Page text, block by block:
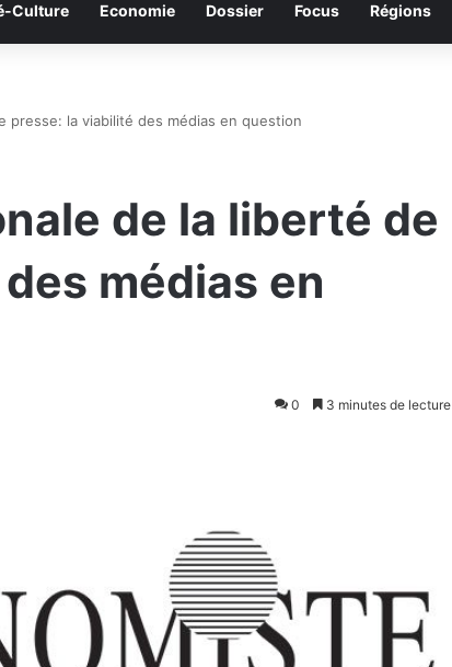
Culture Economie Dossier Focus Régions
la viabilité des médias en question
de la liberté de
médias en
0 3 minutes de lecture